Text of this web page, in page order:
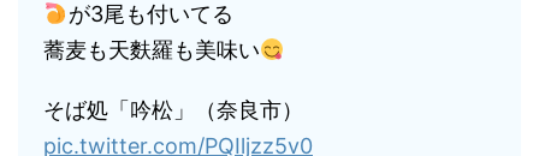
が3尾も付いてる
蕎麦も天麩羅も美味い
そば処「吟松」（奈良市）
pic.twitter.com/PQIljzz5v0